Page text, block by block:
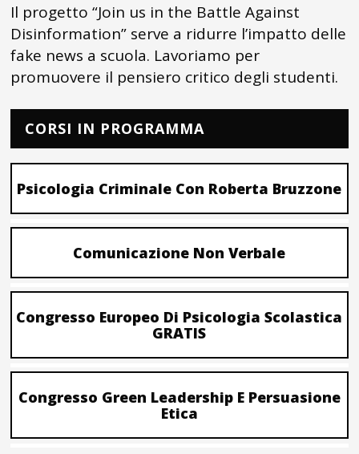
Il progetto “Join us in the Battle Against
Disinformation” serve a ridurre l’impatto delle
fake news a scuola. Lavoriamo per
promuovere il pensiero critico degli studenti.
CORSI IN PROGRAMMA
Psicologia Criminale Con Roberta Bruzzone
Comunicazione Non Verbale
Congresso Europeo Di Psicologia Scolastica
GRATIS
Congresso Green Leadership E Persuasione
Etica